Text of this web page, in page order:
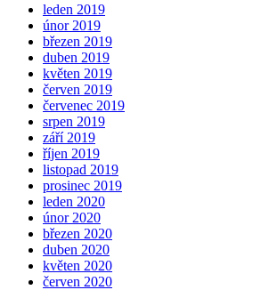
leden 2019
únor 2019
březen 2019
duben 2019
květen 2019
červen 2019
červenec 2019
srpen 2019
září 2019
říjen 2019
listopad 2019
prosinec 2019
leden 2020
únor 2020
březen 2020
duben 2020
květen 2020
červen 2020